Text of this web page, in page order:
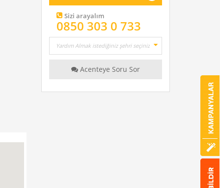
Sizi arayalım
0850 303 0 733
Acenteye Soru Sor